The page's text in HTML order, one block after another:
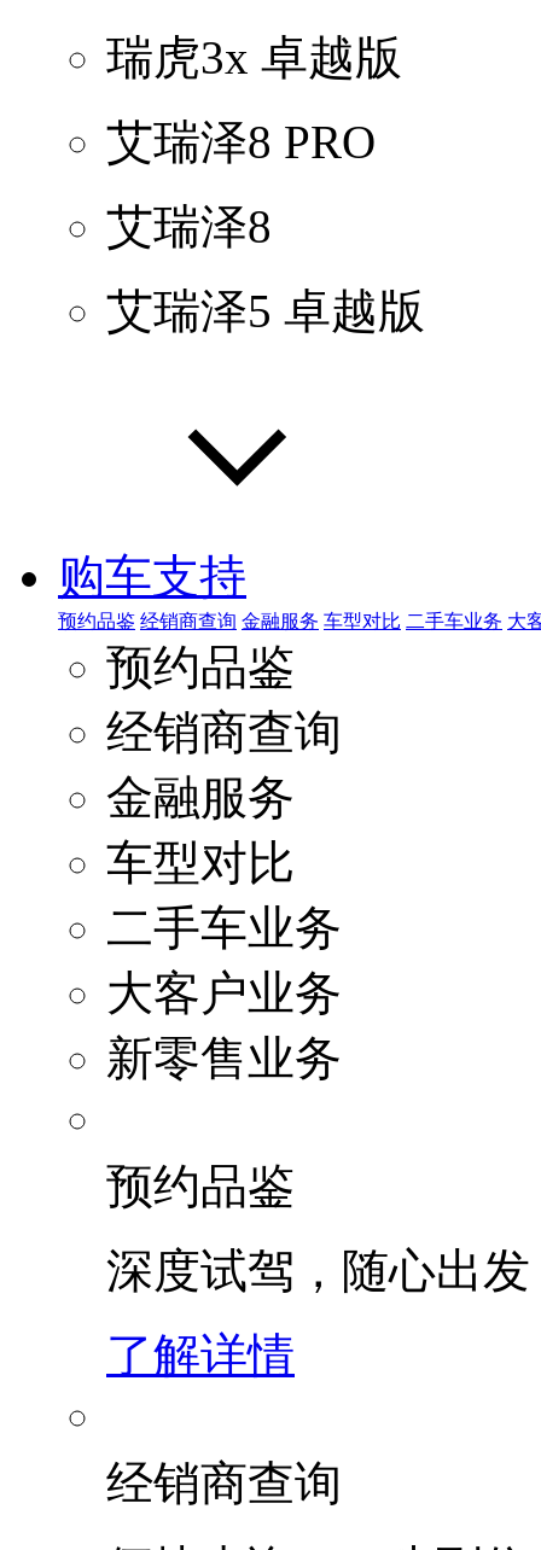
瑞虎3x 卓越版
艾瑞泽8 PRO
艾瑞泽8
艾瑞泽5 卓越版
购车支持
预约品鉴 经销商查询 金融服务 车型对比 二手车业务 大
预约品鉴
经销商查询
金融服务
车型对比
二手车业务
大客户业务
新零售业务
预约品鉴
深度试驾，随心出发
了解详情
经销商查询